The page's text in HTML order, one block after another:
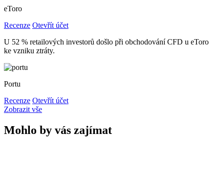
eToro
Recenze Otevřít účet
U 52 % retailových investorů došlo při obchodování CFD u eToro
ke vzniku ztráty.
Portu
Recenze Otevřít účet
Zobrazit vše
Mohlo by vás zajímat